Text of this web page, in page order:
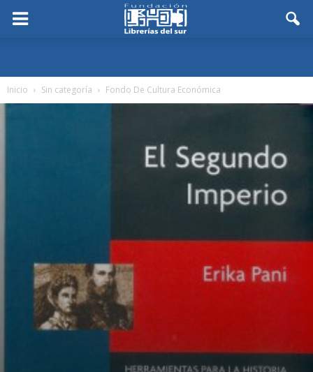
Inicio Sin categoría Fondo De Cultura Económica